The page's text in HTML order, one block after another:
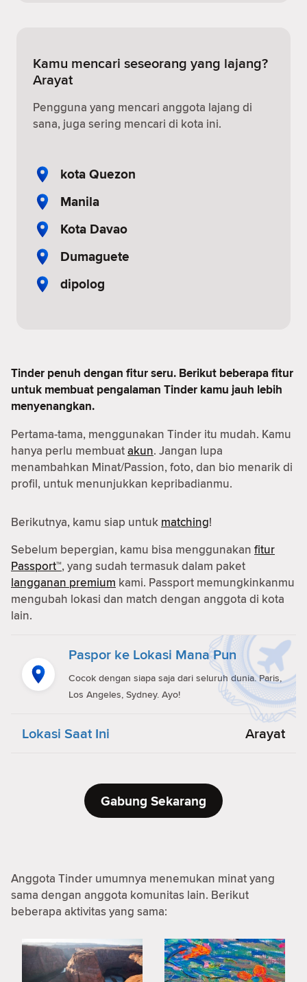
Kamu mencari seseorang yang lajang?
Arayat
Pengguna yang mencari anggota lajang di
sana, juga sering mencari di kota ini.
kota Quezon
Manila
Kota Davao
Dumaguete
dipolog
Tinder penuh dengan fitur seru. Berikut beberapa fitur
untuk membuat pengalaman Tinder kamu jauh lebih
menyenangkan.
Pertama-tama, menggunakan Tinder itu mudah. Kamu
hanya perlu membuatakun. Jangan lupa
menambahkan Minat/Passion, foto, dan bio menarik di
profil, untuk menunjukkan kepribadianmu.
Berikutnya, kamu siap untuk matching!
Sebelum bepergian, kamu bisa menggunakan fitur
Passport™, yang sudah termasuk dalam paket
langganan premium kami. Passport memungkinkanmu
mengubah lokasi dan match dengan anggota di kota
lain.
Paspor ke Lokasi Mana Pun
Cocok dengan siapa saja dari seluruh dunia. Paris,
Los Angeles, Sydney. Ayo!
Lokasi Saat Ini Arayat
Gabung Sekarang
Anggota Tinder umumnya menemukan minat yang
sama dengan anggota komunitas lain. Berikut
beberapa aktivitas yang sama: